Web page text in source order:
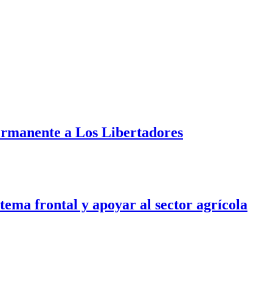
a Los Libertadores
frontal y apoyar al sector agrícola